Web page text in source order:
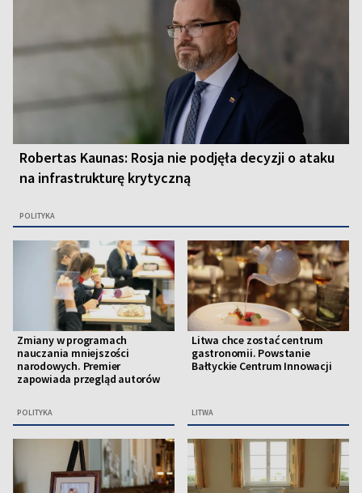
Robertas Kaunas: Rosja nie podjęła decyzji o ataku
na infrastrukturę krytyczną
POLITYKA
Zmiany w programach
nauczania mniejszości
narodowych. Premier
zapowiada przegląd autorów
POLITYKA
Litwa chce zostać centrum
gastronomii. Powstanie
Bałtyckie Centrum Innowacji
LITWA